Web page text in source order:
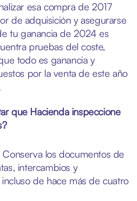
esa compra de 2017
de adquisición y asegurarse
tu ganancia de 2024 es
pruebas del coste,
todo es ganancia y
por la venta de este año
que Hacienda inspeccione
Conserva los documentos de
intercambios y
de hace más de cuatro